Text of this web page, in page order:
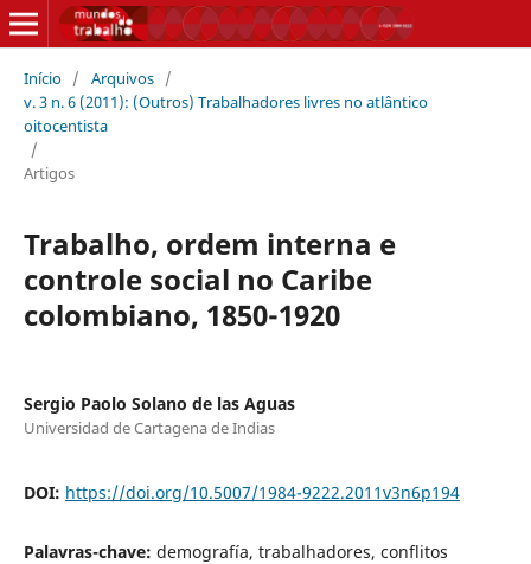
Início / Arquivos /
v. 3 n. 6 (2011): (Outros) Trabalhadores livres no atlântico
oitocentista
/
Artigos
Trabalho, ordem interna e
controle social no Caribe
colombiano, 1850-1920
Sergio Paolo Solano de las Aguas
Universidad de Cartagena de Indias
DOI: https://doi.org/10.5007/1984-9222.2011v3n6p194
Palavras-chave: demografía, trabalhadores, conflitos